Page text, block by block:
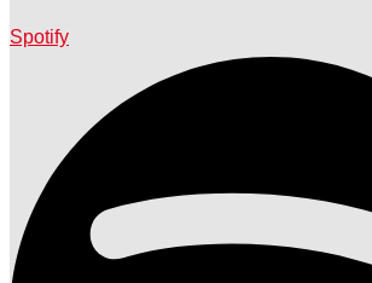
Spotify